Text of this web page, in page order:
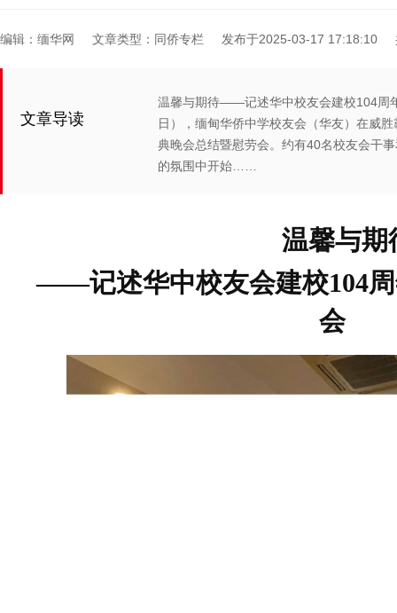
编辑：缅华网 文章类型：同侨专栏 发布于2025-03-17 17:18:10
文章导读
温馨与期待——记述华中校友会建校104周
日），缅甸华侨中学校友会（华友）在威
典晚会总结暨慰劳会。约有40名校友会干
的氛围中开始……
温馨与期
——记述华中校友会建校104
会